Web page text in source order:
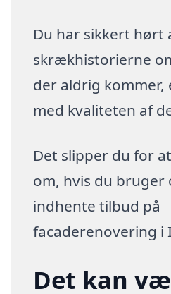
Du har sikkert hørt
skrækhistorierne
der aldrig kommer,
med kvaliteten af
Det slipper du for
om, hvis du bruger
indhente tilbud på
facaderenovering i
Det kan